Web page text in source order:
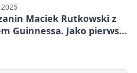
Maciek Rutkowski z
Guinnessa. Jako pierwszy